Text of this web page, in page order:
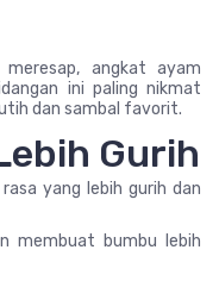
angkat ayam
ini paling nikmat
dan sambal favorit.
Gurih
yang lebih gurih dan
membuat bumbu lebih